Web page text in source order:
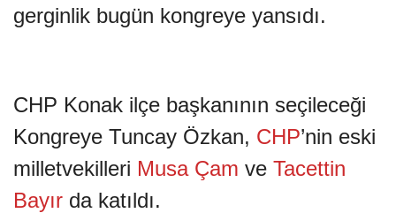
gerginlik bugün kongreye yansıdı.
CHP Konak ilçe başkanının seçileceği
Kongreye Tuncay Özkan, CHP’nin eski
milletvekilleri Musa Çam ve Tacettin
Bayır da katıldı.